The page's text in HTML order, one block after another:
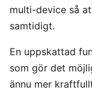
multi-device så
samtidigt.
En uppskattad
som gör det
ännu mer